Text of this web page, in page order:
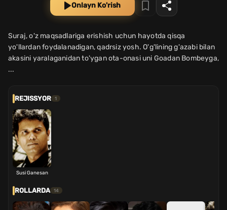
Onlayn Ko'rish
Suraj, o'z maqsadlariga erishish uchun hayotda qisqa
yo'llardan foydalanadigan, qadrsiz yosh. O'g'lining g'azabi bilan
akasini yaralaganidan to'ygan ota-onasi uni Goadan Bombeyga,
...
REJISSYOR 1
Susi Ganesan
ROLLARDA 14